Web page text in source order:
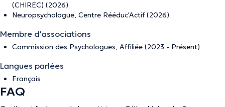
(CHIREC) (2026)
Neuropsychologue, Centre Rééduc'Actif (2026)
Membre d'associations
Commission des Psychologues, Affiliée (2023 - Présent)
Langues parlées
Français
FAQ